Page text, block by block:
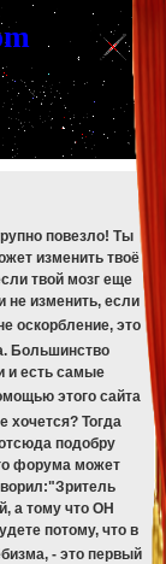
329
on line 265
on line329
on line 265
on line329:
повезло! Ты
изменить твоё
твой мозг еще
не изменить, если
оскорбление, это
Большинство
и есть самые
этого сайта
хочется? Тогда
подобру
форума может
а тому что ОН
потому, что в
- это первый